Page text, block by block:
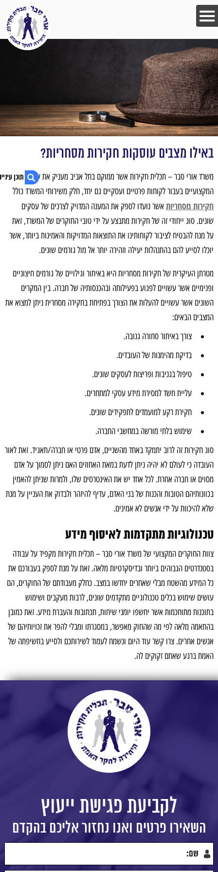
2. טכנולוגיות מתקדמות לאיסוף מידע
באילו מצבים עוסקות חקירות מסחריות?
משרד אורי סבר – תכלית חקירות אשר ממוקם בתל אביב מעניק את שירותיו
המקצועיים בעבור לקוחות פרטיים ועסקיים גם יחד, חלק משירותי המשרד כולל
חקירות מסחריותאשר נועדו לספק את המענה המדויק לצרכים של עסקים
שונים. סוג ייחודי זה של חקירות מתבצע על ידי טובי החוקרים של המשרד, זאת
על מנת להבטיח לציבור לקוחותינו את התוצאות המדויקות והאמינות ביותר, אשר
יוכלו לסייע להם בהתנהלות יעילה וזהירה יותר אל מול גורמים שונים.
מטרתן העיקרית של חקירות מסחריות היא באיתור וגילויים של גורמים חיצוניים
ופנימיים אשר עשויים לפגוע בפעילותה ובהכנסותיה של חברה. בין המקרים
השונים אשר עשויים להעלות את הצורך בפתיחת בחקירה מסחרית ניתן למצוא את
המצבים הבאים:
צורך באיתור סחורה גנובה.
בדיקת מהימנות של העובדים.
טיפול בגניבות ופריצות לעסקים שונים.
עליית חשד למסירת מידע עסקי למתחרים.
חקירת רקע למועמדים לתפקידים שונים.
שימוש בלתי מורשה במחשבי החברה.
סוג חקירות זה לרוב יתמקד באחד מהשניים, אדם פרטי או חברה/תאגיד. זאת לאור
העובדה כי לעולם לא יהיה ניתן לדעת במאת האחוזים האם ניתן לסמוך על אדם
מסוים או חברה אחרת. לכל אחד יש את האינטרסים שלו, ולמרות שניתן להאמין
בכוונותיהם הטובות והכנות של בני האדם, עדיף להיזהר ולבדוק את העניין על מנת
שלא להיכוות על ידי אנשים לא אמינים.
טכנולוגיות מתקדמות לאיסוף מידע
צוות החוקרים המקצועי של משרד אורי סבר – תכלית חקירות מקפיד על עבודה
בסטנדרטים הגבוהים ביותר ובדיסקרטיות מלאה. זאת על מנת לספק בעבורכם את
כל המידע מהשטח מבלי שאחרים יחדשו במצב. כחלק מעבודתם של החוקרים, הם
עושים שימוש בכלים טכנולוגיים מתקדמים שונים, לרבות מעקבים ושימוש
בתוכנות מתוחכמות אשר יחשפו יומני שיחות, תכתובות והעברת מידע. זאת כמובן
בהתאמה מלאה לפי מה שהחוק מאפשר, במסגרתו ומבלי להפר את זכויותיהם של
אנשים אחרים. צרו קשר עוד היום ונשמח לעמוד לשירותכם ולסייע בחשיפתה של
האמת ברגע שאתם זקוקים לה.
לקביעת פגישת ייעוץ
השאירו פרטים ואנו נחזור אליכם בהקדם